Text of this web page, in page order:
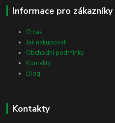
Informace pro zákazníky
O nás
Jak nakupovat
Obchodní podmínky
Kontakty
Blog
Kontakty